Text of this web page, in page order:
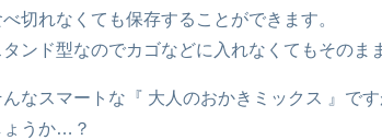
切れなくても保存することができます。
ンド型なのでカゴなどに入れなくてもそのま
なスマートな『 大人のおかきミックス 』で
ょうか…？